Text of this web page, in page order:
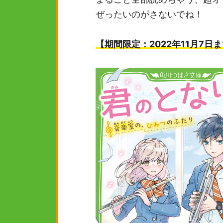
ぜったいのがさないでね！
【期間限定：2022年11月7日